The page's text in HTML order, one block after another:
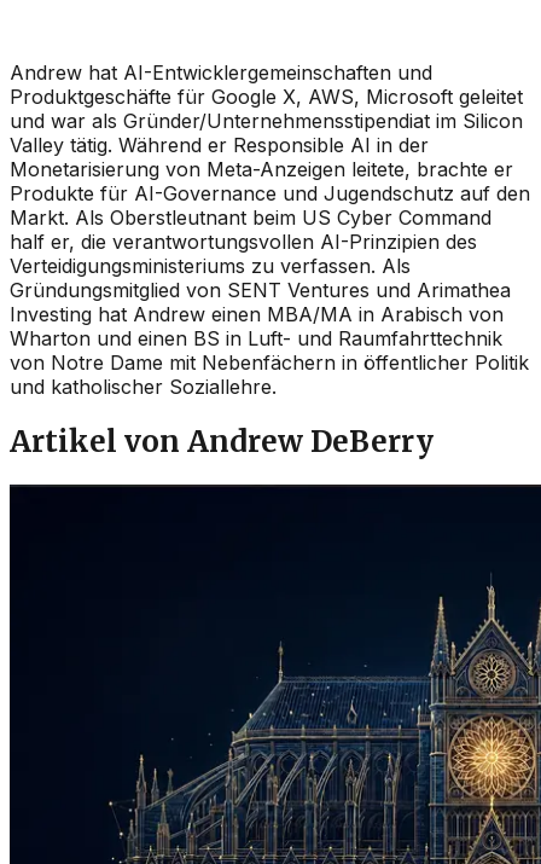
Andrew hat AI-Entwicklergemeinschaften und
Produktgeschäfte für Google X, AWS, Microsoft geleitet
und war als Gründer/Unternehmensstipendiat im Silicon
Valley tätig. Während er Responsible AI in der
Monetarisierung von Meta-Anzeigen leitete, brachte er
Produkte für AI-Governance und Jugendschutz auf den
Markt. Als Oberstleutnant beim US Cyber Command
half er, die verantwortungsvollen AI-Prinzipien des
Verteidigungsministeriums zu verfassen. Als
Gründungsmitglied von SENT Ventures und Arimathea
Investing hat Andrew einen MBA/MA in Arabisch von
Wharton und einen BS in Luft- und Raumfahrttechnik
von Notre Dame mit Nebenfächern in öffentlicher Politik
und katholischer Soziallehre.
Artikel von Andrew DeBerry